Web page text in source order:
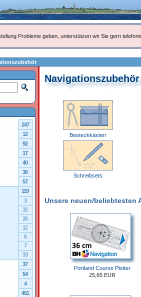
Probleme geben, unterstützen wir Sie gern
Navigationszubehör
Besteckkästen
Schreibsets
Unsere neuen/beliebtesten
Portland Course Plotter
25,65 EUR
247
12
92
17
40
36
57
119
3
32
26
12
6
7
33
37
54
4
451